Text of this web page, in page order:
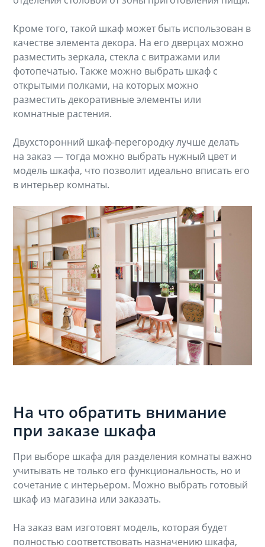
Кроме того, такой шкаф может быть использован в
качестве элемента декора. На его дверцах можно
разместить зеркала, стекла с витражами или
фотопечатью. Также можно выбрать шкаф с
открытыми полками, на которых можно
разместить декоративные элементы или
комнатные растения.
Двухсторонний шкаф-перегородку лучше делать
на заказ — тогда можно выбрать нужный цвет и
модель шкафа, что позволит идеально вписать его
в интерьер комнаты.
На что обратить внимание
при заказе шкафа
При выборе шкафа для разделения комнаты важно
учитывать не только его функциональность, но и
сочетание с интерьером. Можно выбрать готовый
шкаф из магазина или заказать.
На заказ вам изготовят модель, которая будет
полностью соответствовать назначению шкафа,